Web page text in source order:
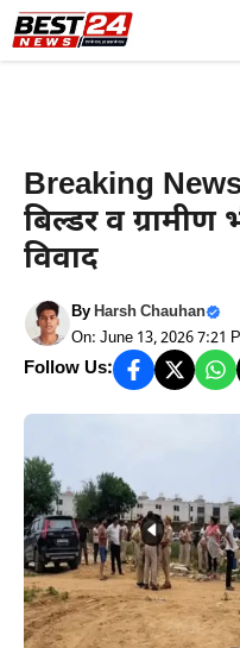
Skip
to
Breaking
बिल्डर व
विवाद
ByHarsh Chauhan
On: June 13, 2026 7:21
Follow Us: